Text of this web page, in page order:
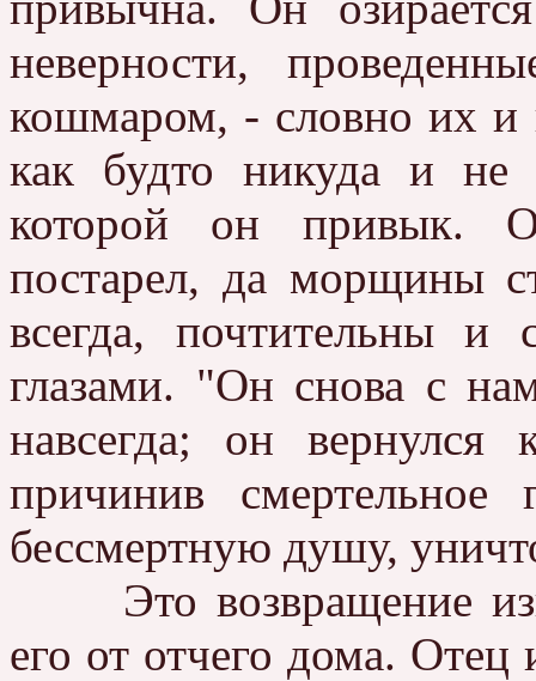
неверности,
кошмаром, - словно их и
как будто никуда и не
которой он привык.
постарел, да морщины
всегда, почтительны и
глазами. "Он снова с
навсегда; он
причинив
бессмертную душу,
Это возвращение
его от отчего дома.